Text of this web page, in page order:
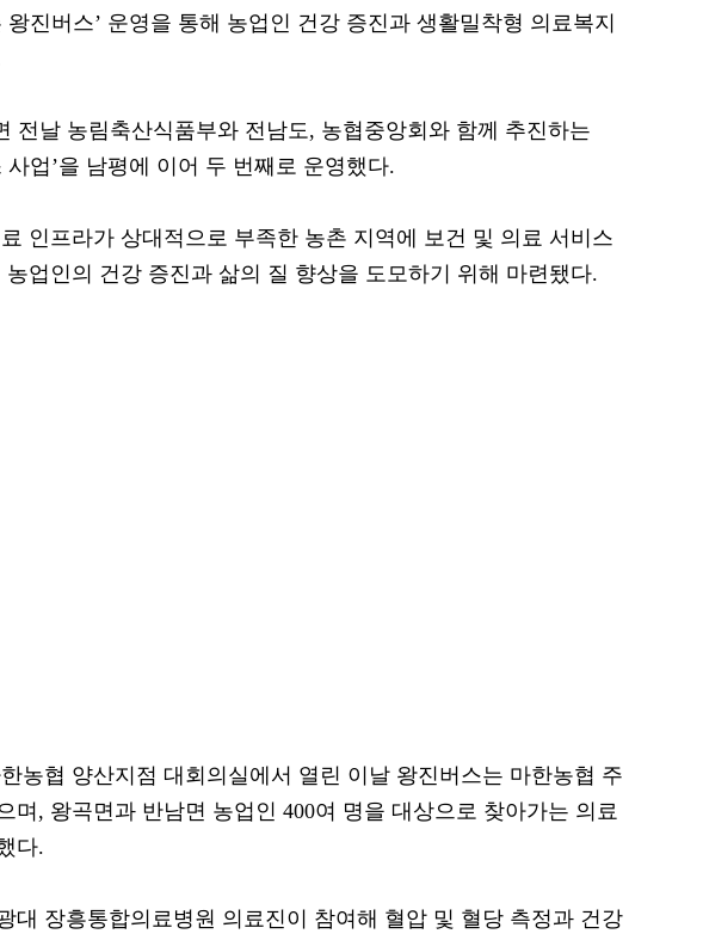
왕진버스’ 운영을 통해 농업인 건강 증진과 생활밀착형 의료복지
전날 농림축산식품부와 전남도, 농협중앙회와 함께 추진하는
사업’을 남평에 이어 두 번째로 운영했다.
인프라가 상대적으로 부족한 농촌 지역에 보건 및 의료 서비스
농업인의 건강 증진과 삶의 질 향상을 도모하기 위해 마련됐다.
농협 양산지점 대회의실에서 열린 이날 왕진버스는 마한농협 주
며, 왕곡면과 반남면 농업인 400여 명을 대상으로 찾아가는 의료
다.
대 장흥통합의료병원 의료진이 참여해 혈압 및 혈당 측정과 건강